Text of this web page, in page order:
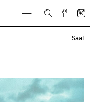
Saal